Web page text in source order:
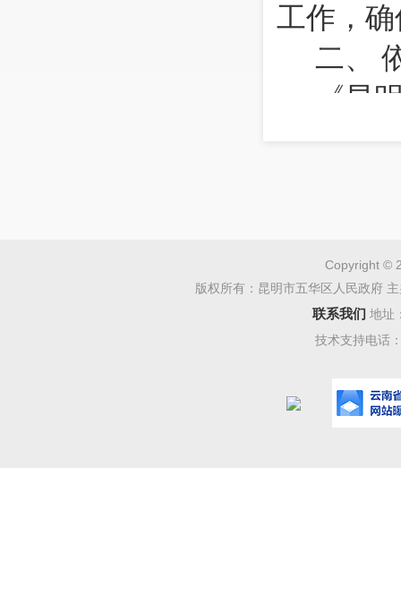
工作，
二、
《昆
申报与
三、
1、高
3、
Copyright ©
版权所有：昆明市五华区人民政府
联系我们 地址
技术支持电话